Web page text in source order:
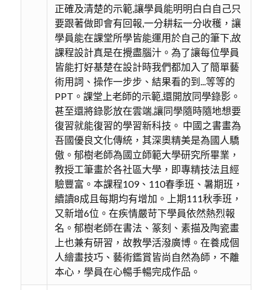
正確及清楚的示範,讓學員能明明白白自己只
要跟著做即會有回報,一分耕耘一分收穫，讓
學員能在課堂所學皆能運用於自己的筆下,故
課程設計真是在攪盡腦汁。為了讓每位學員
皆能打好基楚在設計時我們都加入了簡單藝
術用詞、操作一步步、結果看的到...等等的
PPT。課堂上老師的示範,還開放同學錄影。
甚至還將錄影放在雲端,讓同學隨時隨地想要
復習就能復習的學習新科技。 中國之書畫為
吾國優良文化傳統，其深奧精美是為國人驕
傲。郁樹老師為國立師範大學研究所畢業，
教授工筆畫於各社區大學，即專精技法且經
驗豐富。本課程109、110春季班、暑期班，
續讀8成且每期均有增加。上期111秋季班，
又新增6位。在疾情嚴苛下學員依然熱烈報
名。郁樹老師在書法、篆刻、素描及陶瓷畫
上也兼有研習，故教學活潑廣博。在養成個
人繪畫技巧、藝術鑑賞皆尚自然為師，不離
本心，學員在心暢手暢完成作品。